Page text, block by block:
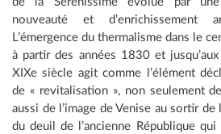
nouveauté et d’enrichissement
L’émergence du thermalisme dans le
à partir des années 1830 et
XIXe siècle agit comme l’élément
de « revitalisation », non seulement
aussi de l’image de Venise au sortir de
du deuil de l’ancienne République